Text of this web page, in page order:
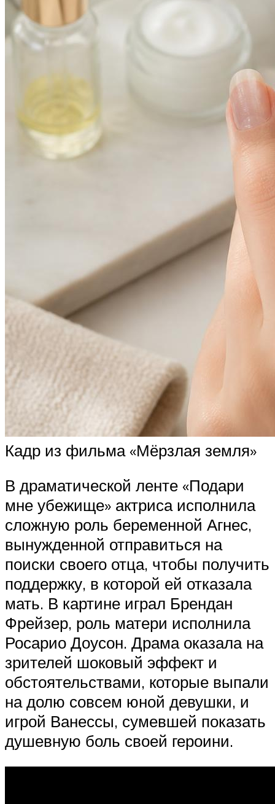
Кадр из фильма «Мёрзлая земля»
В драматической ленте «Подари
мне убежище» актриса исполнила
сложную роль беременной Агнес,
вынужденной отправиться на
поиски своего отца, чтобы получить
поддержку, в которой ей отказала
мать. В картине играл Брендан
Фрейзер, роль матери исполнила
Росарио Доусон. Драма оказала на
зрителей шоковый эффект и
обстоятельствами, которые выпали
на долю совсем юной девушки, и
игрой Ванессы, сумевшей показать
душевную боль своей героини.